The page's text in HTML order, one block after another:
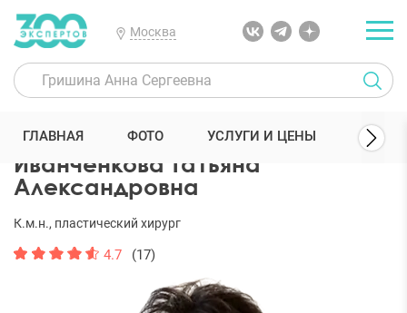
Москва
300 Экспертов Пластические хирурги Иванченкова Татьяна
Иванченкова Татьяна
Александровна
К.м.н., пластический хирург
4.7 (17)
ГЛАВНАЯ ФОТО УСЛУГИ И ЦЕНЫ